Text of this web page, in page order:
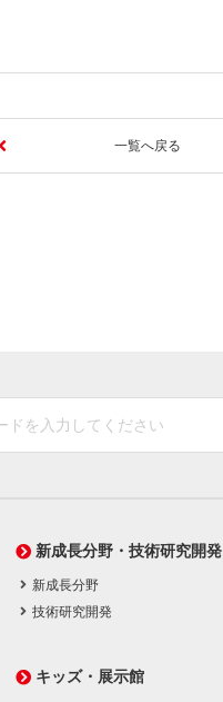
一覧へ戻る
新成長分野・技術研究開発
新成長分野
技術研究開発
キッズ・展示館